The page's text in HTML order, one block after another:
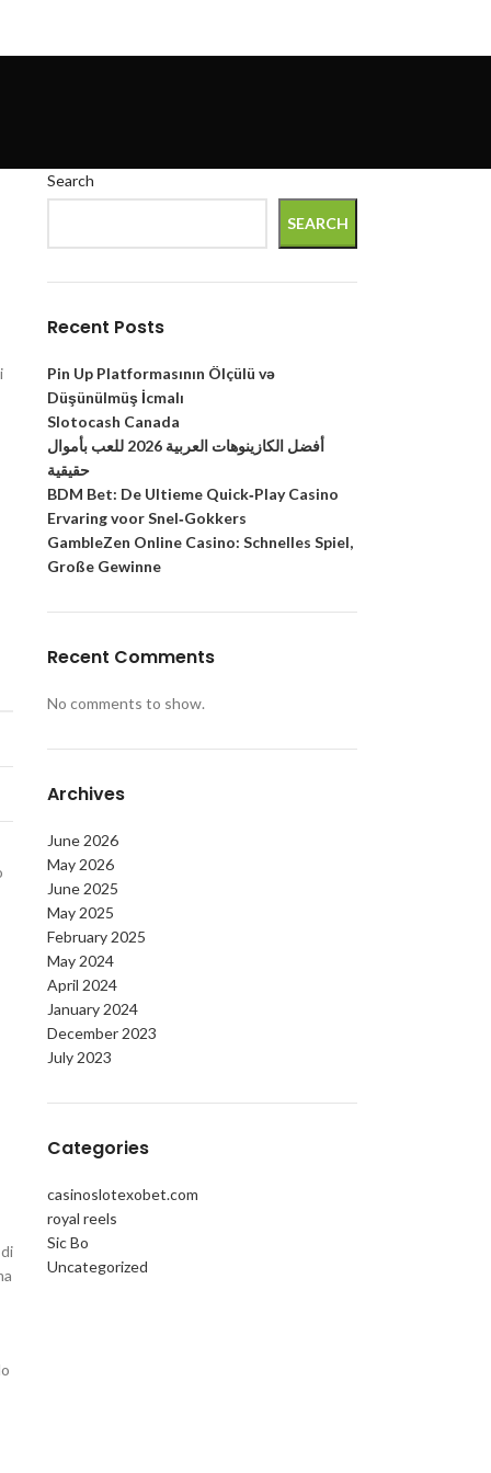
Search
SEARCH
Recent Posts
Pin Up Platformasının Ölçülü və
Düşünülmüş İcmalı
Slotocash Canada
أفضل الكازينوهات العربية 2026 للعب بأموال
حقيقية
BDM Bet: De Ultieme Quick‑Play Casino
Ervaring voor Snel‑Gokkers
GambleZen Online Casino: Schnelles Spiel,
Große Gewinne
Recent Comments
No comments to show.
Archives
June 2026
May 2026
June 2025
May 2025
February 2025
May 2024
April 2024
January 2024
December 2023
July 2023
Categories
casinoslotexobet.com
royal reels
Sic Bo
Uncategorized